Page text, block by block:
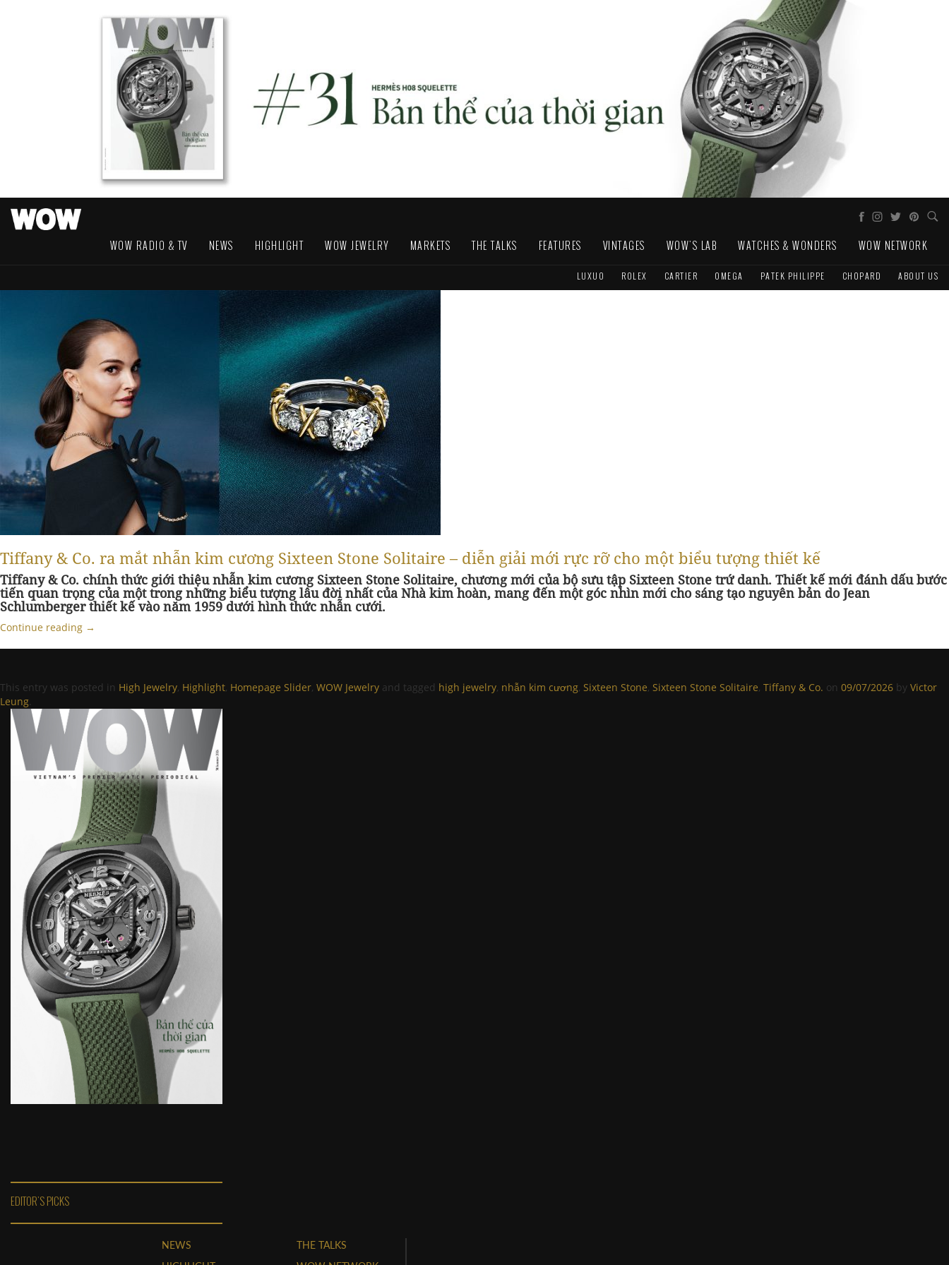
WOW RADIO & TV NEWS HIGHLIGHT WOW JEWELRY MARKETS THE TALKS FEATURES VINTAGES WOW'S LAB WATCHES & WONDERS WOW NETWORK
LUXUO ROLEX CARTIER OMEGA PATEK PHILIPPE CHOPARD ABOUT US
Tiffany & Co. ra mắt nhẫn kim cương Sixteen Stone Solitaire – diễn giải mới rực rỡ cho một biểu tượng thiết kế
Tiffany & Co. chính thức giới thiệu nhẫn kim cương Sixteen Stone Solitaire, chương mới của bộ sưu tập Sixteen Stone trứ danh. Thiết kế mới đánh dấu bước
tiến quan trọng của một trong những biểu tượng lâu đời nhất của Nhà kim hoàn, mang đến một góc nhìn mới cho sáng tạo nguyên bản do Jean
Schlumberger thiết kế vào năm 1959 dưới hình thức nhẫn cưới.
Continue reading →
This entry was posted in High Jewelry, Highlight, Homepage Slider, WOW Jewelry and tagged high jewelry, nhẫn kim cương, Sixteen Stone, Sixteen Stone Solitaire, Tiffany & Co. on 09/07/2026 by Victor
Leung.
EDITOR'S PICKS
NEWS
THE TALKS